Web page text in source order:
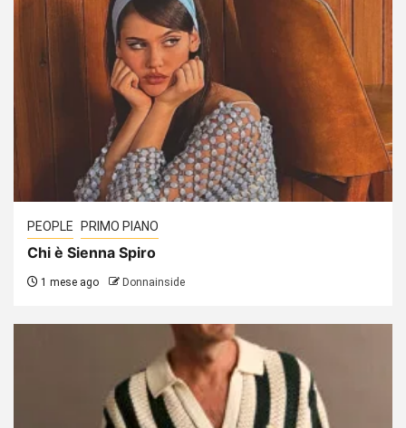
PEOPLE PRIMO PIANO
Chi è Sienna Spiro
1 mese ago Donnainside